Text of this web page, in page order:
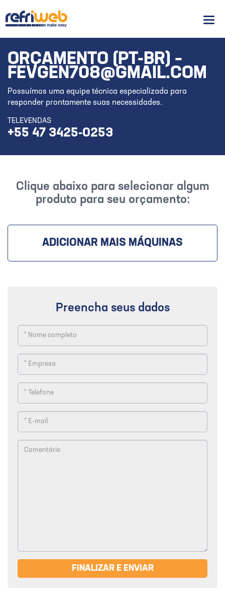
ORÇAMENTO (PT-BR) –
FEVGEN708@GMAIL.COM
Possuímos uma equipe técnica especializada para
responder prontamente suas necessidades.
TELEVENDAS
+55 47 3425-0253
Clique abaixo para selecionar algum
produto para seu orçamento:
ADICIONAR MAIS MÁQUINAS
Preencha seus dados
FINALIZAR E ENVIAR